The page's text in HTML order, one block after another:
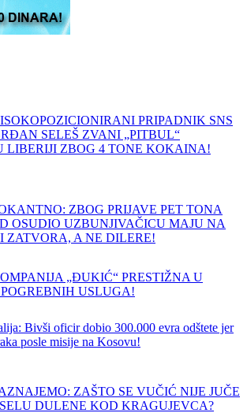
PRIPADNIK SNS
SELEŠ ZVANI „PITBUL“
LIBERIJI ZBOG 4 TONE KOKAINA!
ZBOG PRIJAVE PET TONA
OSUDIO UZBUNJIVAČICU MAJU NA
ZATVORA, A NE DILERE!
„ĐUKIĆ“ PRESTIŽNA U
USLUGA!
Bivši oficir dobio 300.000 evra odštete jer
posle misije na Kosovu!
ZAŠTO SE VUČIĆ NIJE JUČE
DULENE KOD KRAGUJEVCA?